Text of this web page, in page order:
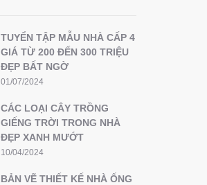
TUYỂN TẬP MẪU NHÀ CẤP 4
GIÁ TỪ 200 ĐẾN 300 TRIỆU
ĐẸP BẤT NGỜ
01/07/2024
CÁC LOẠI CÂY TRỒNG
GIẾNG TRỜI TRONG NHÀ
ĐẸP XANH MƯỚT
10/04/2024
BẢN VẼ THIẾT KẾ NHÀ ỐNG